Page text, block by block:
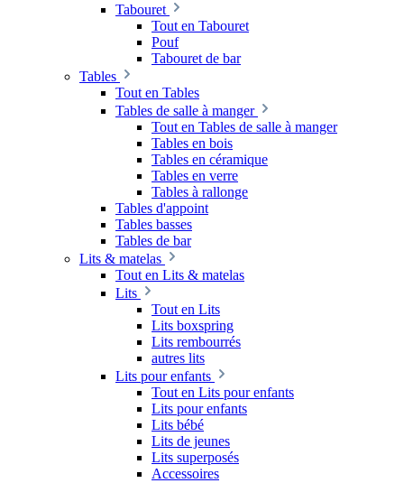
Tabouret
Tout en Tabouret
Pouf
Tabouret de bar
Tables
Tout en Tables
Tables de salle à manger
Tout en Tables de salle à manger
Tables en bois
Tables en céramique
Tables en verre
Tables à rallonge
Tables d'appoint
Tables basses
Tables de bar
Lits & matelas
Tout en Lits & matelas
Lits
Tout en Lits
Lits boxspring
Lits rembourrés
autres lits
Lits pour enfants
Tout en Lits pour enfants
Lits pour enfants
Lits bébé
Lits de jeunes
Lits superposés
Accessoires